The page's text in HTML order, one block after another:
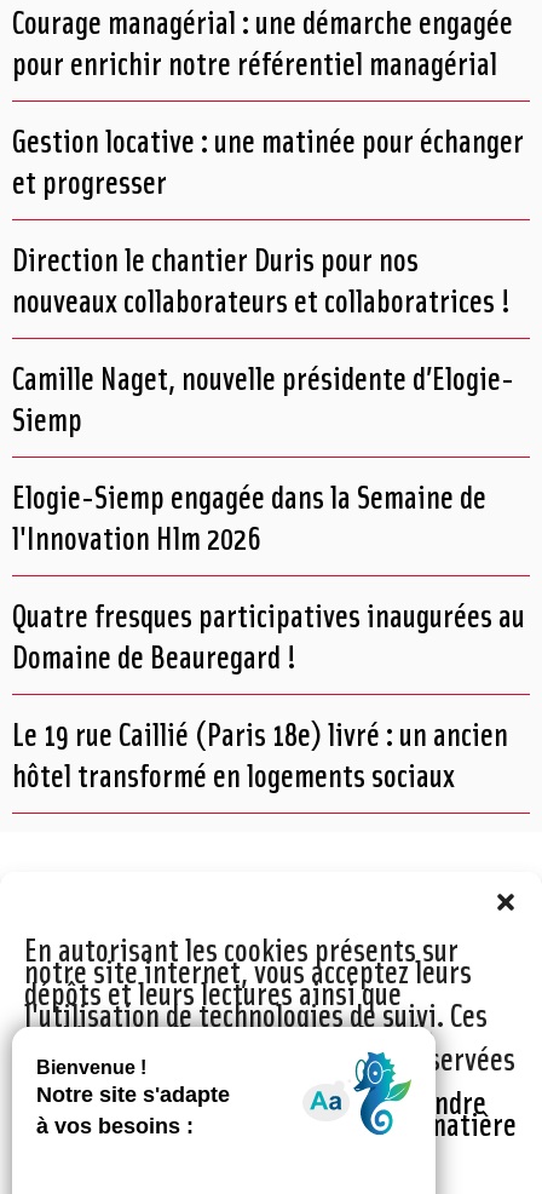
En autorisant les cookies présents sur
notre site internet, vous acceptez leurs
dépôts et leurs lectures ainsi que
l'utilisation de technologies de suivi. Ces
cookies ne collectent aucune donnée
personnelle et les informations conservées
ne peuvent être utilisées à des fins
commerciales.Cliquez ici afin de prendre
connaissance de notre politique en matière
de cookies.
Courage managérial : une démarche engagée
pour enrichir notre référentiel managérial
Gestion locative : une matinée pour échanger
et progresser
Direction le chantier Duris pour nos
nouveaux collaborateurs et collaboratrices !
Camille Naget, nouvelle présidente d’Elogie-
Siemp
Elogie-Siemp engagée dans la Semaine de
l'Innovation Hlm 2026
Quatre fresques participatives inaugurées au
Domaine de Beauregard !
Le 19 rue Caillié (Paris 18e) livré : un ancien
hôtel transformé en logements sociaux